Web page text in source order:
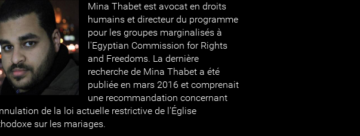
Mina Thabet est avocat en droits
humains et directeur du programme
pour les groupes marginalisés à
l'Egyptian Commission for Rights
and Freedoms. La dernière
recherche de Mina Thabet a été
publiée en mars 2016 et comprenait
une recommandation concernant
de la loi actuelle restrictive de l'Église
sur les mariages.